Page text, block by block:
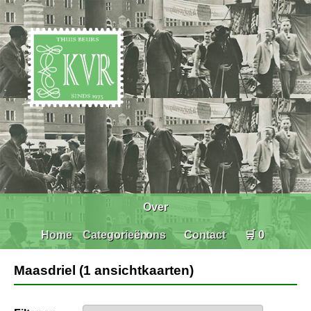
Home Categorieën
Over
ons Contact 🛒 0
Maasdriel (1 ansichtkaarten)